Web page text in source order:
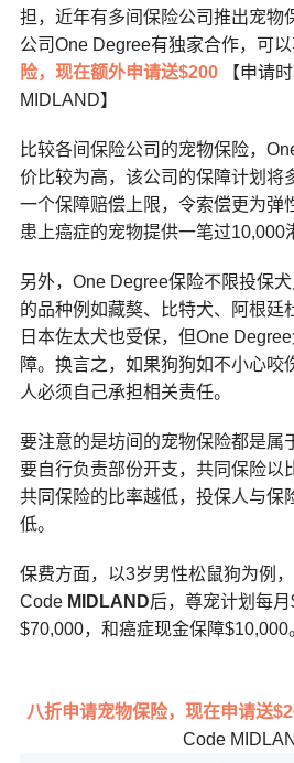
担，近年有多间保险公司推出宠物
公司One Degree有独家合作，可
险，现在额外申请送$200
【申请
MIDLAND】
比较各间保险公司的宠物保险，
价比较为高，该公司的保障计划将
一个保障赔偿上限，令索偿更为弹
患上癌症的宠物提供一笔过10,000
另外，One Degree保险不限投保
的品种例如藏獒、比特犬、阿根廷
日本佐太犬也受保，但One
障。换言之，如果狗狗如不小心咬
人必须自己承担相关责任。
要注意的是坊间的宠物保险都是属
要自行负责部份开支，共同保险以
共同保险的比率越低，投保人与保
低。
保费方面，以3岁男性松鼠狗为例
Code MIDLAND后，尊宠计划每
$70,000，和癌症现金保障$10,000
八折申请宠物保险，现在申请送
Code